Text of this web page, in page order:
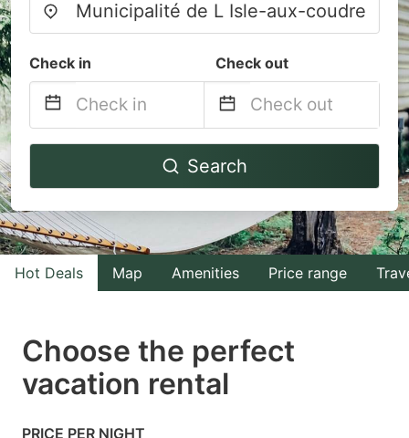
Check in Check out
Navigate
to
interact
with
the
select
a
Navigate
to
interact
with
the
select
Search
Hot Deals Map Amenities Price range
Choose the perfect
vacation rental
PRICE PER NIGHT